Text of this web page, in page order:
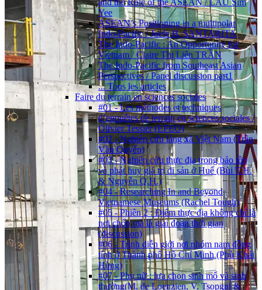
and the Role of the ASEAN / LAU Sim
Yee
ASEAN’s Positioning in a multipolar
Indo-Pacific / Joefe B. SANTARITA
The Indo-Pacific : An Opportunity for
Vietnam / Claire Thị Liên TRẦN
The Indo-Pacific from Southeast Asian
Perspectives / Panel discussion part1
... Tous les articles
Faire du terrain en sciences sociales
#01 - Les méthodes et techniques
d’enquêtes de terrain en sciences sociales /
Olivier Tessier (EFEO)
#02 - Nghiên cứu làng xã Việt Nam (Trần
Văn Quyến)
#03 - Nghiên cứu thực địa trong bảo tồn
và phát huy giá trị di sản ở Huế (Bùi T.H.
& Nguyễn Q.H.)
#04 - Researching In and Beyond
Vietnamese Museums (Rachel Tough)
#05 - Phiên 2 : Điểm thực địa không chỉ là
nơi chốn mà là giai đoạn thời gian
(discussion)
#06 - Trình diễn giới nơi nhóm nam đồng
tính ở Thành phố Hồ Chí Minh (Phù Khải
Hùng)
#07 - Phụ nữ : lựa chọn sinh mổ và sinh
thường(M. de Loenzien, V. Tsopgni &